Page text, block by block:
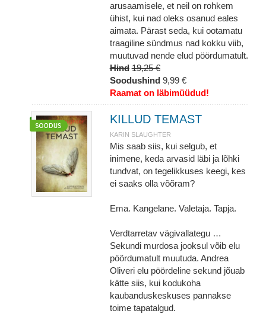
arusaamisele, et neil on rohkem
ühist, kui nad oleks osanud eales
aimata. Pärast seda, kui ootamatu
traagiline sündmus nad kokku viib,
muutuvad nende elud pöördumatult.
Hind 19,25 €
Soodushind 9,99 €
Raamat on läbimüüdud!
KILLUD TEMAST
KARIN SLAUGHTER
Mis saab siis, kui selgub, et
inimene, keda arvasid läbi ja lõhki
tundvat, on tegelikkuses keegi, kes
ei saaks olla võõram?
Ema. Kangelane. Valetaja. Tapja.
Verdtarretav vägivallategu …
Sekundi murdosa jooksul võib elu
pöördumatult muutuda. Andrea
Oliveri elu pöördeline sekund jõuab
kätte siis, kui kodukoha
kaubanduskeskuses pannakse
toime tapatalgud.